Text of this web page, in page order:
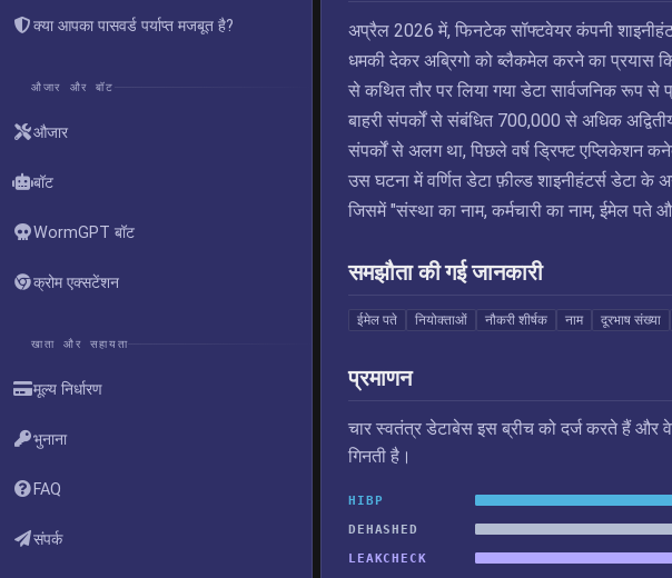
क्या आपका पासवर्ड पर्याप्त मजबूत है?
औजार और बॉट
औजार
बॉट
WormGPT बॉट
क्रोम एक्सटेंशन
खाता और सहायता
मूल्य निर्धारण
भुनाना
FAQ
संपर्क
अप्रैल 2026 में, फिनटेक सॉफ्टवेयर कंपनी
धमकी देकर अब्रिगो को ब्लैकमेल करने का प्रयास
से कथित तौर पर लिया गया डेटा सार्वजनिक रूप से
बाहरी संपर्कों से संबंधित 700,000 से अधिक
संपर्कों से अलग था, पिछले वर्ष ड्रिफ्ट एप्लिकेशन
उस घटना में वर्णित डेटा फ़ील्ड शाइनीहंटर्स डेटा के
जिसमें "संस्था का नाम, कर्मचारी का नाम, ईमेल पते
समझौता की गई जानकारी
ईमेल पते नियोक्ताओं नौकरी शीर्षक नाम दूरभाष संख्या
प्रमाणन
चार स्वतंत्र डेटाबेस इस ब्रीच को दर्ज करते हैं और
गिनती है।
HIBP
DEHASHED
LEAKCHECK